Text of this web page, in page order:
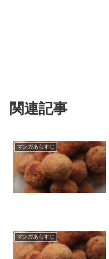
関連記事
マンガあらすじ
マンガあらすじ